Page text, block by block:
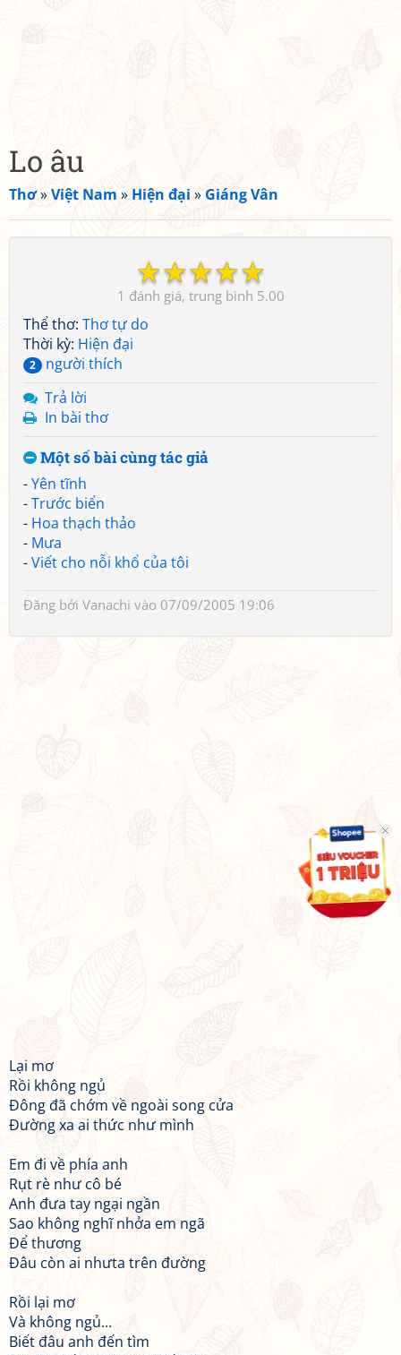
Lo âu
Thơ»Việt Nam » Hiện đại » Giáng Vân
☆
☆
☆
☆
☆
1 5.00
Thể thơ: Thơ tự do
Thời kỳ: Hiện đại
2
người thích
Trả lời
In bài thơ
Một số bài cùng tác giả
-Yên tĩnh
-Trước biển
- Hoa thạch thảo
- Mưa
-Viết cho nỗi khổ của tôi
Đăng bởi Vanachi vào 07/09/2005 19:06
Lại mơ
Rồi không ngủ
Đông đã chớm về ngoài song cửa
Đường xa ai thức như mình
Em đi về phía anh
Rụt rè như cô bé
Anh đưa tay ngại ngần
Sao không nghĩ nhởa em ngã
Để thương
Đâu còn ai nhưta trên đường
Rồi lại mơ
Và không ngủ...
Biết đâu anh đến tìm